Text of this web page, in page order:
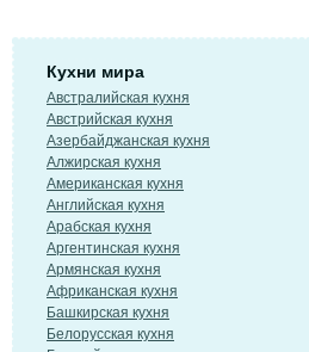
Кухни мира
Австралийская кухня
Австрийская кухня
Азербайджанская кухня
Алжирская кухня
Американская кухня
Английская кухня
Арабская кухня
Аргентинская кухня
Армянская кухня
Африканская кухня
Башкирская кухня
Белорусская кухня